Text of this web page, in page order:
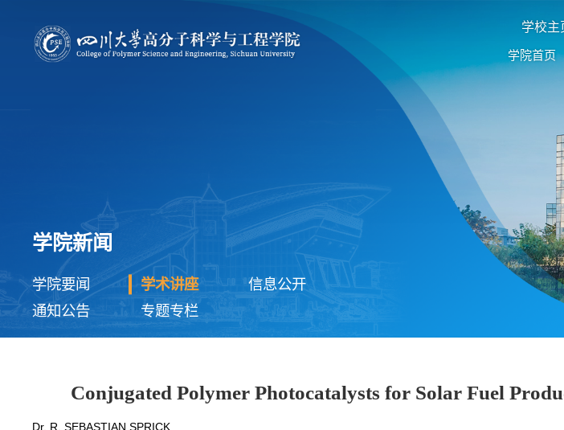
学校主
学院首页
学院新闻
学院要闻 学术讲座
信息公开
通知公告
专题专栏
Conjugated Polymer Photocatalysts for Solar Fuel
Dr. R. SEBASTIAN SPRICK